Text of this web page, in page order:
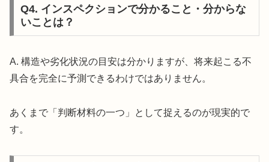
Q4. インスペクションで分かること・分からな
いことは？
A. 構造や劣化状況の目安は分かりますが、将来起こる不
具合を完全に予測できるわけではありません。
あくまで「判断材料の一つ」として捉えるのが現実的で
す。